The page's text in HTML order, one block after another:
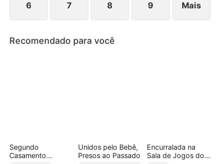
6 7 8 9 Mais
Recomendado para você
Segundo
Casamento
Unidos pelo Bebê,
Presos ao Passado
Encurralada na
Sala de Jogos do